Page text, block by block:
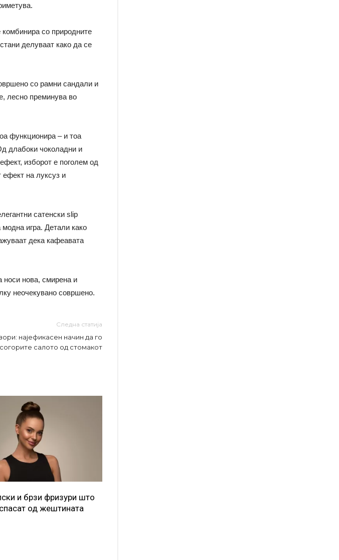
комбинира со природните
делуваат како да се
со рамни сандали и
лесно преминува во
функционира – и тоа
длабоки чоколадни и
изборот е поголем од
ефект на луксуз и
сатенски slip
игра. Детали како
дека кафеавата
носи нова, смирена и
неочекувано совршено.
Следна статија
најефикасен начин да го
согорите салото од стомакот
и брзи фризури што
од жештината